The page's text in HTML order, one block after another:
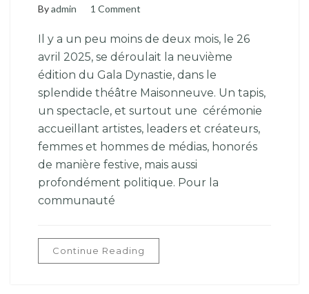
Byadmin 1 Comment
Il y a un peu moins de deux mois, le 26
avril 2025, se déroulait la neuvième
édition du Gala Dynastie, dans le
splendide théâtre Maisonneuve. Un tapis,
un spectacle, et surtout une cérémonie
accueillant artistes, leaders et créateurs,
femmes et hommes de médias, honorés
de manière festive, mais aussi
profondément politique. Pour la
communauté
Continue Reading